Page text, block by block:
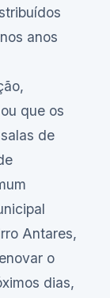
anos
que os
de
Antares,
o
dias,